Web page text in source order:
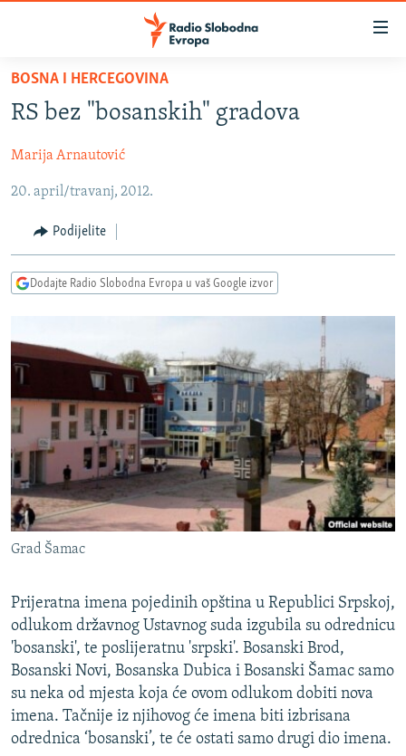
Pređite
glavni
Pređite
na
navigaciju
Pređite
na
pretragu
VIJESTI
SRBIJA
KOSOVO
CRNA GORA
VIZUELNO
VIDEO
INFOGRAFIKE
PODCASTI
KINA NA BALKANU
RSE PRIČE IZ SVIJETA
ISPRIČAJ MI
DNEVNO@RSE
SPECIJALI RSE
VIŠE OD NASLOVA
GENOCID U SREBRENICI
TV LIBERTY
POST SCRIPTUM
MOJA EVROPA
TRI DECENIJE OD RATA U BIH
PRATITE NAS
Sve RFE/RL stranice
BOSNA I HERCEGOVINA
RS bez "bosanskih" gradova
Marija Arnautović
20. april/travanj, 2012.
Podijelite
Dodajte Radio Slobodna Evropa u vaš Google izvor
Grad Šamac
Prijeratna imena pojedinih opština u Republici Srpskoj,
odlukom državnog Ustavnog suda izgubila su odrednicu
'bosanski', te poslijeratnu 'srpski'. Bosanski Brod,
Bosanski Novi, Bosanska Dubica i Bosanski Šamac samo
su neka od mjesta koja će ovom odlukom dobiti nova
imena. Tačnije iz njihovog će imena biti izbrisana
odrednica ‘bosanski’, te će ostati samo drugi dio imena.